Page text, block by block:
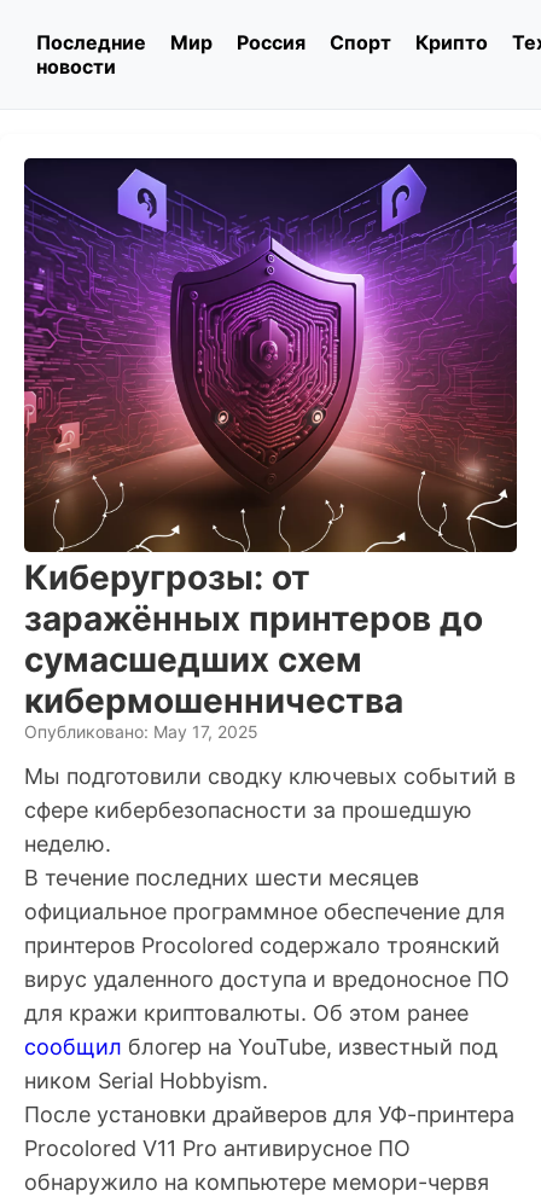
Последние
новости
Мир Россия Спорт Крипто
Киберугрозы: от
заражённых принтеров до
сумасшедших схем
кибермошенничества
Опубликовано: May 17, 2025
Мы подготовили сводку ключевых событий в
сфере кибербезопасности за прошедшую
неделю.
В течение последних шести месяцев
официальное программное обеспечение для
принтеров Procolored содержало троянский
вирус удаленного доступа и вредоносное ПО
для кражи криптовалюты. Об этом ранее
сообщил блогер на YouTube, известный под
ником Serial Hobbyism.
После установки драйверов для УФ-принтера
Procolored V11 Pro антивирусное ПО
обнаружило на компьютере мемори-червя